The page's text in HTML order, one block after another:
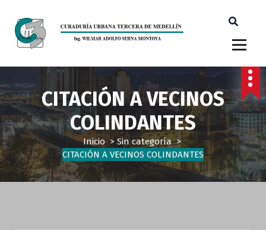
CITACIÓN A VECINOS
COLINDANTES
Inicio>Sin categoría>
CITACIÓN A VECINOS COLINDANTES